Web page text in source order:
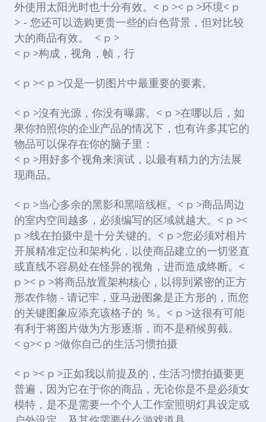
外使用太阳光时也十分有效。< p >< p >环境< p
> - 您还可以选购更贵一些的白色背景，但对比较
大的商品有效。 < p >
< p >构成，视角，帧，行
< p >< p >仅是一切图片中最重要的要素。
< p >沒有光源，你没有曝露。< p >在哪以后，如
果你拍照你的企业产品的情况下，也有许多其它的
物品可以保存在你的脑子里：
< p >用好多个视角来演试，以最有精力的方法展
现商品。
< p >当心多余的黑影和黑喑线框。< p >商品周边
的室内空间越多，必须编写的区域就越大。< p ><
p >线在拍摄中是十分关键的。< p >您必须对相片
开展精准定位和架构化，以使商品建立的一切竖直
或直线不容易处在怪异的视角，进而造成终断。<
p >< p >将商品放置架构核心，以得到紧密的正方
形农作物 - 请记牢，亚马逊图象是正方形的，而您
的关键图象应添充该格子的 ％。< p >这很有可能
有利于将图片做为方形逐渐，而不是稍候剪截。
< g>< p >做你自己的生活习惯拍摄
< p >< p >正如我以前提及的，生活习惯拍摄要更
普遍，因为它在于你的商品，无论你是不是必须女
模特，是不是需要一个个人工作室照明灯具设定或